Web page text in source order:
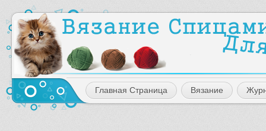
Главная Страница Вязание